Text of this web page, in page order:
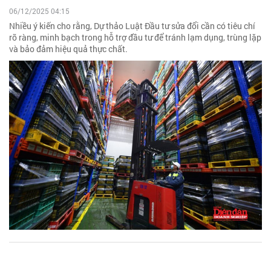
06/12/2025 04:15
Nhiều ý kiến cho rằng, Dự thảo Luật Đầu tư sửa đổi cần có tiêu chí
rõ ràng, minh bạch trong hỗ trợ đầu tư để tránh lạm dụng, trùng lặp
và bảo đảm hiệu quả thực chất.